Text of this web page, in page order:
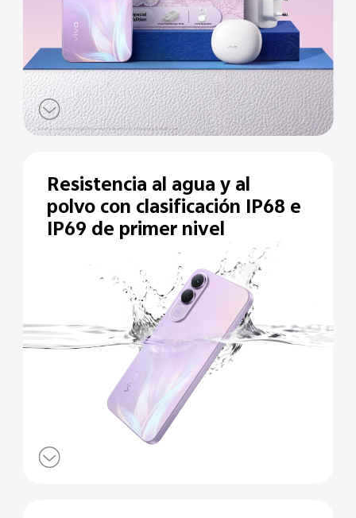
Resistencia al agua y al
polvo con clasificación IP68 e
IP69 de primer nivel